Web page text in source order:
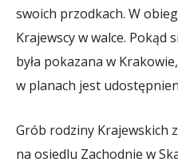
swoich przodkach. W
Krajewscy w walce. Pokąd
była pokazana w
w planach jest
Grób rodziny Krajewskich
na osiedlu Zachodnie w